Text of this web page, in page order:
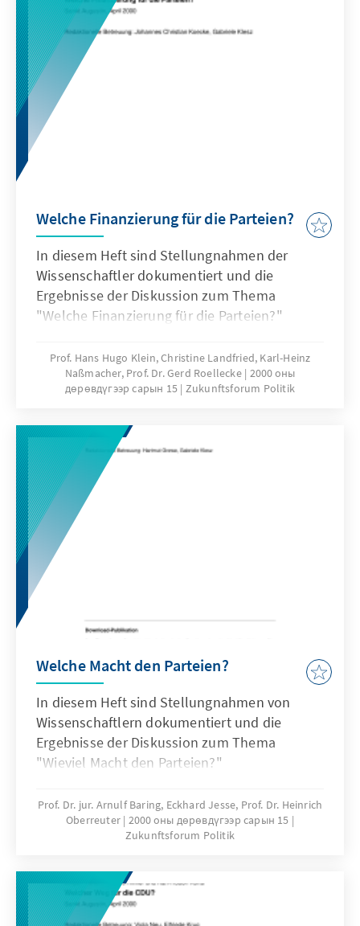
Welche Finanzierung für die Parteien?
In diesem Heft sind Stellungnahmen der
Wissenschaftler dokumentiert und die
Ergebnisse der Diskussion zum Thema
"Welche Finanzierung für die Parteien?"
Prof. Hans Hugo Klein, Christine Landfried, Karl-Heinz
Naßmacher, Prof. Dr. Gerd Roellecke 2000 оны
дөрөвдүгээр сарын 15 Zukunftsforum Politik
Welche Macht den Parteien?
In diesem Heft sind Stellungnahmen von
Wissenschaftlern dokumentiert und die
Ergebnisse der Diskussion zum Thema
"Wieviel Macht den Parteien?"
Prof. Dr. jur. Arnulf Baring, Eckhard Jesse, Prof. Dr. Heinrich
Oberreuter 2000 оны дөрөвдүгээр сарын 15
Zukunftsforum Politik